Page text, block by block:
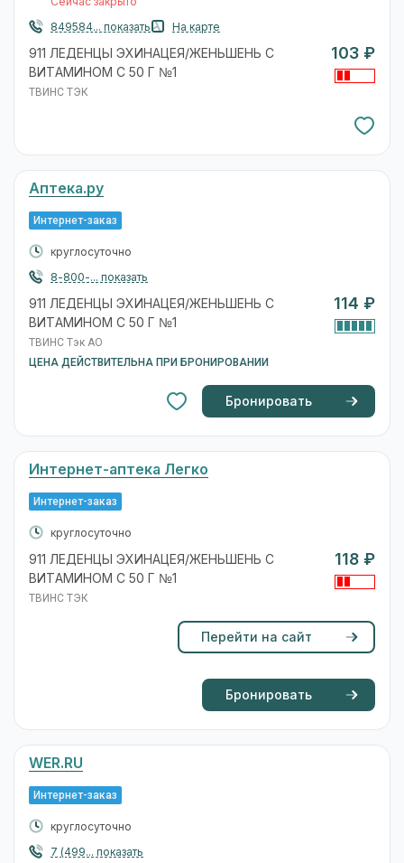
849584... показать
На карте
911 ЛЕДЕНЦЫ ЭХИНАЦЕЯ/ЖЕНЬШЕНЬ С
ВИТАМИНОМ С 50 Г №1
ТВИНС ТЭК
103 ₽
Аптека.ру
Интернет-заказ
круглосуточно
8-800-... показать
911 ЛЕДЕНЦЫ ЭХИНАЦЕЯ/ЖЕНЬШЕНЬ С
ВИТАМИНОМ С 50 Г №1
ТВИНС Тэк АО
ЦЕНА ДЕЙСТВИТЕЛЬНА ПРИ БРОНИРОВАНИИ
114 ₽
Бронировать
Интернет-аптека Легко
Интернет-заказ
круглосуточно
911 ЛЕДЕНЦЫ ЭХИНАЦЕЯ/ЖЕНЬШЕНЬ С
ВИТАМИНОМ С 50 Г №1
ТВИНС ТЭК
118 ₽
Перейти на сайт
Бронировать
WER.RU
Интернет-заказ
круглосуточно
7 (499... показать